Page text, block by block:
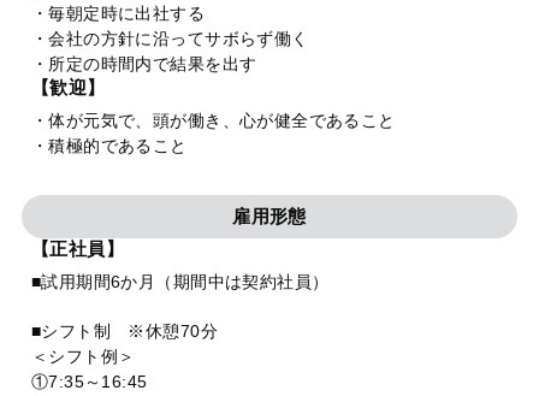
・毎朝定時に出社する
・会社の方針に沿ってサボらず働く
・所定の時間内で結果を出す
【歓迎】
・体が元気で、頭が働き、心が健全であること
・積極的であること
雇用形態
【正社員】
■試用期間6か月（期間中は契約社員）
■シフト制 ※休憩70分
＜シフト例＞
①7:35～16:45